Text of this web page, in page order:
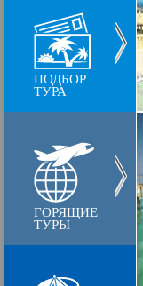
ПОДБОР
ТУРА
ГОРЯЩИЕ
ТУРЫ
ОСТРОВА,
ВСЕХ